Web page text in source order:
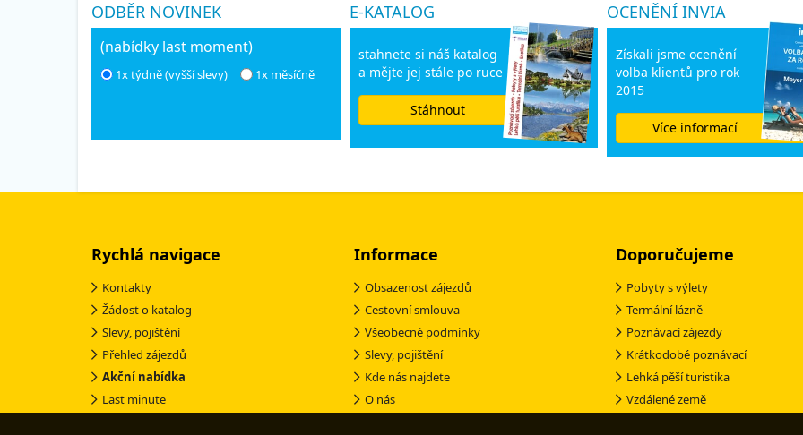
ODBĚR NOVINEK
(nabídky last moment)
1x týdně (vyšší slevy) 1x měsíčně
E-KATALOG
stahnete si náš katalog
a mějte jej stále po ruce
Stáhnout
OCENĚNÍ INVIA
Získali jsme ocenění
volba klientů pro rok
2015
Více informací
Rychlá navigace
Kontakty
Žádost o katalog
Slevy, pojištění
Přehled zájezdů
Akční nabídka
Last minute
Informace
Obsazenost zájezdů
Cestovní smlouva
Všeobecné podmínky
Slevy, pojištění
Kde nás najdete
O nás
Doporučujeme
Pobyty s výlety
Termální lázně
Poznávací zájezdy
Krátkodobé poznávací
Lehká pěší turistika
Vzdálené země